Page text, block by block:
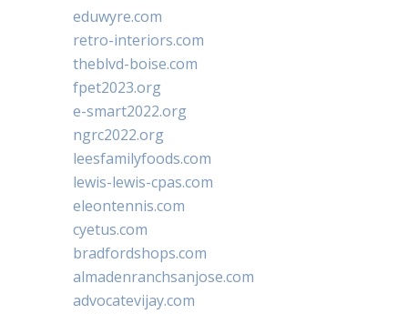
eduwyre.com
retro-interiors.com
theblvd-boise.com
fpet2023.org
e-smart2022.org
ngrc2022.org
leesfamilyfoods.com
lewis-lewis-cpas.com
eleontennis.com
cyetus.com
bradfordshops.com
almadenranchsanjose.com
advocatevijay.com